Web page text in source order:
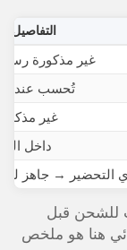
التفاصيل
غير مذكورة
تُحسب عند
غير
داخل
التحضير → جاهز
للشحن قبل
هنا هو ملخص